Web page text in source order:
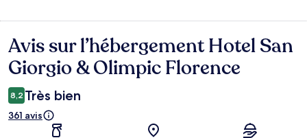
Avis
Avis sur l’hébergement Hotel San
Giorgio & Olimpic Florence
8,2 Très bien
361 avis